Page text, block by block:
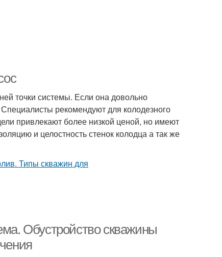
точки системы. Если она довольно
рекомендуют для колодезного
привлекают более низкой ценой, но имеют
и целостность стенок колодца а так же
Обустройство скважины